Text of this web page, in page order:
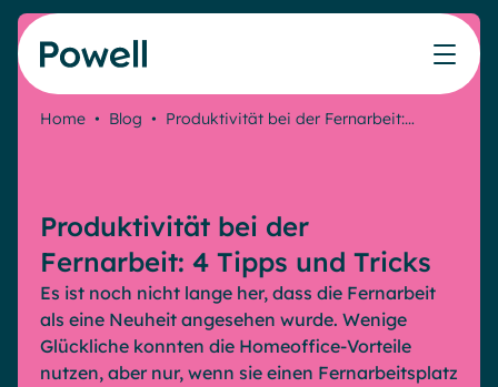
Skip to content
HR Plattform
Interne Kommunikation
Interne Kommunikation
Produkte
Ihre MS-Governance-Lösung
Unsere Kunden
Treten Sie dem Expertennetzwerk von Powell bei
Partner finden
Finden Sie den besten Verbündeten, um Ihr Intranet-
Projekt zum Erfolg zu führen
Blog
Webinare
Success stories
Home • Blog • Produktivität bei der Fernarbeit:…
Produktivität bei der
Fernarbeit: 4 Tipps und Tricks
Es ist noch nicht lange her, dass die Fernarbeit
als eine Neuheit angesehen wurde. Wenige
Glückliche konnten die Homeoffice-Vorteile
nutzen, aber nur, wenn sie einen Fernarbeitsplatz